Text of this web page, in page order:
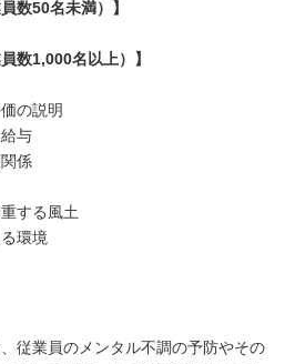
数50名未満）】
数1,000名以上）】
の説明
与
係
する風土
環境
従業員のメンタル不調の予防やその